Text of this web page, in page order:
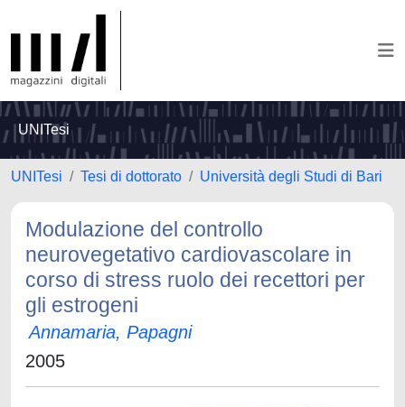
UNITesi
UNITesi Tesi di dottorato Università degli Studi di Bari
Modulazione del controllo
neurovegetativo cardiovascolare in
corso di stress ruolo dei recettori per
gli estrogeni
Annamaria, Papagni
2005